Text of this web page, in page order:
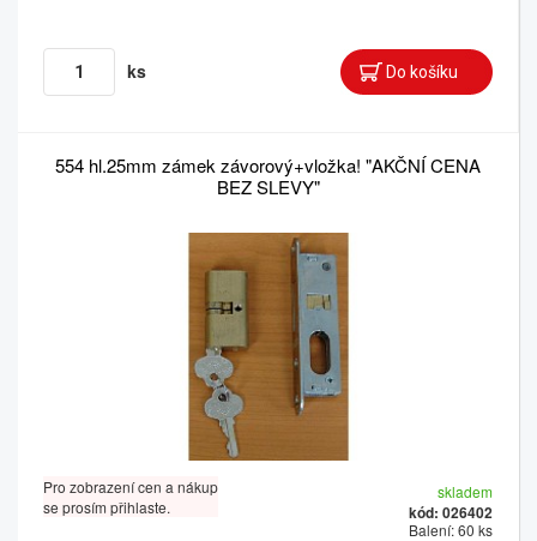
ks
554 hl.25mm zámek závorový+vložka! "AKČNÍ CENA
BEZ SLEVY"
Pro zobrazení cen a nákup
se prosím přihlaste.
skladem
kód: 026402
Balení: 60 ks